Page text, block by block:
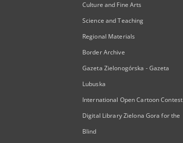
Culture and Fine Arts
Science and Teaching
Regional Materials
Border Archive
Gazeta Zielonogórska - Gazeta
Lubuska
International Open Cartoon Contest
Digital Library Zielona Gora for the
Blind